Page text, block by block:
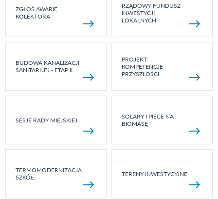
ZGŁOŚ AWARIĘ
KOLEKTORA
RZĄDOWY FUNDUSZ
INWESTYCJI
LOKALNYCH
BUDOWA KANALIZACJI
SANITARNEJ - ETAP II
PROJEKT:
KOMPETENCJE
PRZYSZŁOŚCI
SESJE RADY MIEJSKIEJ
SOLARY I PIECE NA
BIOMASĘ
TERMOMODERNIZACJA
SZKÓŁ
TERENY INWESTYCYJNE